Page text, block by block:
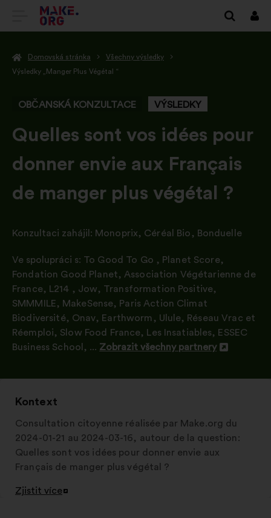
PŘEJÍT
DOMOVSKOU
MAKE.ORG
se
Domovská stránka
Všechny výsledky
Výsledky „Manger Plus Végétal “
OBČANSKÁ KONZULTACE VÝSLEDKY
-
Quelles sont vos idées pour
donner envie aux Français
de manger plus végétal ?
Konzultaci zahájil: Monoprix, Céréal Bio , Bonduelle
Ve spolupráci s: To Good To Go , Planet Score,
Fondation Good Planet, Association Végétarienne de
France, L214 , Jow, Transformation Positive,
SMMMILE, MakeSense, Paris Action Climat
Biodiversité, Onav, Earthworm , Ulule, Réseau Vrac et
Réemploi, Slow Food France, Les Insatiables, ESSEC
Business School , ... Zobrazit všechny partnery
Otevřít
Kontext
Consultation citoyenne réalisée par Make.org du
2024-01-21 au 2024-03-16, autour de la question:
Quelles sont vos idées pour donner envie aux
Français de manger plus végétal ?
Zjistit více
Otevřít